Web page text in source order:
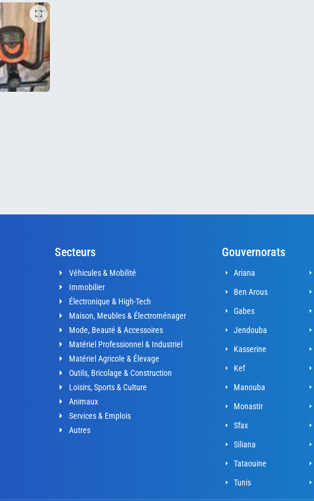
Secteurs
Véhicules & Mobilité
Immobilier
Électronique & High-Tech
Maison, Meubles & Électroménager
Mode, Beauté & Accessoires
Matériel Professionnel & Industriel
Matériel Agricole & Élevage
Outils, Bricolage & Construction
Loisirs, Sports & Culture
Animaux
Services & Emplois
Autres
Gouvernorats
Ariana
Ben Arous
Gabes
Jendouba
Kasserine
Kef
Manouba
Monastir
Sfax
Siliana
Tataouine
Tunis